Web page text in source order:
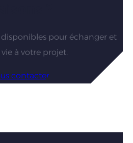
disponibles pour échanger et
à votre projet.
contacter